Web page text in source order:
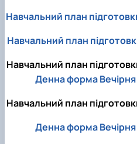
Навчальний план
Навчальний план
Навчальний план
Денна форма
Навчальний план
Денна форма